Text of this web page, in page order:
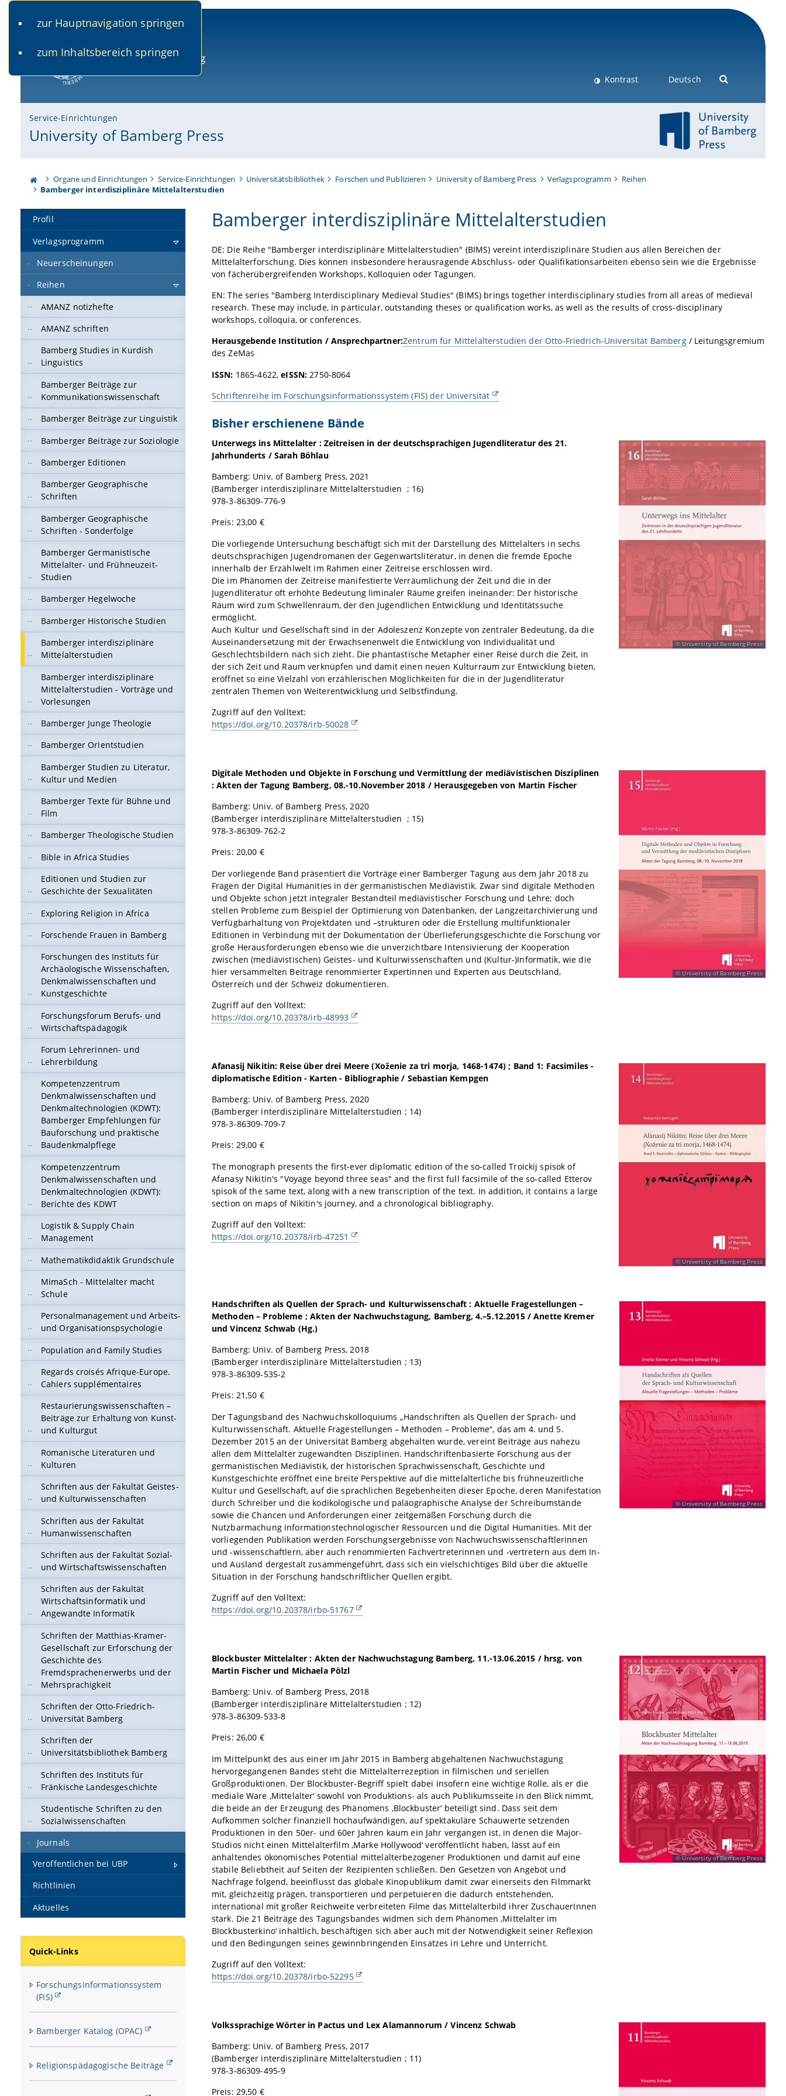
zur Hauptnavigation springen
zum Inhaltsbereich springen
Kontrast Deutsch
Service-Einrichtungen
University of Bamberg Press
Organe und Einrichtungen Service-Einrichtungen Universitätsbibliothek Forschen und Publizieren University of Bamberg Press Verlagsprogramm
Reihen
Bamberger interdisziplinäre Mittelalterstudien
Profil
Verlagsprogramm
Neuerscheinungen
Reihen
AMANZ notizhefte
AMANZ schriften
Bamberg Studies in Kurdish
Linguistics
Bamberger Beiträge zur
Kommunikationswissenschaft
Bamberger Beiträge zur Linguistik
Bamberger Beiträge zur Soziologie
Bamberger Editionen
Bamberger Geographische
Schriften
Bamberger Geographische
Schriften - Sonderfolge
Bamberger Germanistische
Mittelalter- und Frühneuzeit-
Studien
Bamberger Hegelwoche
Bamberger Historische Studien
Bamberger interdisziplinäre
Mittelalterstudien
Bamberger interdisziplinäre
Mittelalterstudien - Vorträge und
Vorlesungen
Bamberger Junge Theologie
Bamberger Orientstudien
Bamberger Studien zu Literatur,
Kultur und Medien
Bamberger Texte für Bühne und
Film
Bamberger Theologische Studien
Bible in Africa Studies
Editionen und Studien zur
Geschichte der Sexualitäten
Exploring Religion in Africa
Forschende Frauen in Bamberg
Forschungen des Instituts für
Archäologische Wissenschaften,
Denkmalwissenschaften und
Kunstgeschichte
Forschungsforum Berufs- und
Wirtschaftspädagogik
Forum Lehrerinnen- und
Lehrerbildung
Kompetenzzentrum
Denkmalwissenschaften und
Denkmaltechnologien (KDWT):
Bamberger Empfehlungen für
Bauforschung und praktische
Baudenkmalpflege
Kompetenzzentrum
Denkmalwissenschaften und
Denkmaltechnologien (KDWT):
Berichte des KDWT
Logistik & Supply Chain
Management
Mathematikdidaktik Grundschule
MimaSch - Mittelalter macht
Schule
Personalmanagement und Arbeits-
und Organisationspsychologie
Population and Family Studies
Regards croisés Afrique-Europe.
Cahiers supplémentaires
Restaurierungswissenschaften –
Beiträge zur Erhaltung von Kunst-
und Kulturgut
Romanische Literaturen und
Kulturen
Schriften aus der Fakultät Geistes-
und Kulturwissenschaften
Schriften aus der Fakultät
Humanwissenschaften
Schriften aus der Fakultät Sozial-
und Wirtschaftswissenschaften
Schriften aus der Fakultät
Wirtschaftsinformatik und
Angewandte Informatik
Schriften der Matthias-Kramer-
Gesellschaft zur Erforschung der
Geschichte des
Fremdsprachenerwerbs und der
Mehrsprachigkeit
Schriften der Otto-Friedrich-
Universität Bamberg
Schriften der
Universitätsbibliothek Bamberg
Schriften des Instituts für
Fränkische Landesgeschichte
Studentische Schriften zu den
Sozialwissenschaften
Journals
Veröffentlichen bei UBP
Richtlinien
Aktuelles
Quick-Links
Forschungsinformationssystem
(FIS)
Bamberger Katalog (OPAC)
Religionspädagogische Beiträge
Bamberger interdisziplinäre Mittelalterstudien
DE: Die Reihe "Bamberger interdisziplinäre Mittelalterstudien" (BIMS) vereint interdisziplinäre Studien aus allen Bereichen der
Mittelalterforschung. Dies können insbesondere herausragende Abschluss- oder Qualifikationsarbeiten ebenso sein wie die Ergebnisse
von fächerübergreifenden Workshops, Kolloquien oder Tagungen.
EN: The series "Bamberg Interdisciplinary Medieval Studies" (BIMS) brings together interdisciplinary studies from all areas of medieval
research.These may include, in particular, outstanding theses or qualification works, as well as the results of cross-disciplinary
workshops, colloquia, or conferences.
Herausgebende Institution / Ansprechpartner:Zentrum für Mittelalterstudien der Otto-Friedrich-Universität Bamberg/ Leitungsgremium
des ZeMas
ISSN: 1865-4622,eISSN: 2750-8064
Schriftenreihe im Forschungsinformationssystem (FIS) der Universität
Bisher erschienene Bände
University of Bamberg Press
Unterwegs ins Mittelalter : Zeitreisen in der deutschsprachigen Jugendliteratur des 21.
Jahrhunderts / Sarah Böhlau
Bamberg: Univ. of Bamberg Press, 2021
(Bamberger interdisziplinäre Mittelalterstudien ; 16)
978-3-86309-776-9
Preis: 23,00 €
Die vorliegende Untersuchung beschäftigt sich mit der Darstellung des Mittelalters in sechs
deutschsprachigen Jugendromanen der Gegenwartsliteratur, in denen die fremde Epoche
innerhalb der Erzählwelt im Rahmen einer Zeitreise erschlossen wird.
Die im Phänomen der Zeitreise manifestierte Verräumlichung der Zeit und die in der
Jugendliteratur oft erhöhte Bedeutung liminaler Räume greifen ineinander: Der historische
Raum wird zum Schwellenraum, der den Jugendlichen Entwicklung und Identitätssuche
ermöglicht.
Auch Kultur und Gesellschaft sind in der Adoleszenz Konzepte von zentraler Bedeutung, da die
Auseinandersetzung mit der Erwachsenenwelt die Entwicklung von Individualität und
Geschlechtsbildern nach sich zieht. Die phantastische Metapher einer Reise durch die Zeit, in
der sich Zeit und Raum verknüpfen und damit einen neuen Kulturraum zur Entwicklung bieten,
eröffnet so eine Vielzahl von erzählerischen Möglichkeiten für die in der Jugendliteratur
zentralen Themen von Weiterentwicklung und Selbstfindung.
Zugriff auf den Volltext:
https://doi.org/10.20378/irb-50028
University of Bamberg Press
Digitale Methoden und Objekte in Forschung und Vermittlung der mediävistischen Disziplinen
: Akten der Tagung Bamberg, 08.-10.November 2018 / Herausgegeben von Martin Fischer
Bamberg: Univ. of Bamberg Press, 2020
(Bamberger interdisziplinäre Mittelalterstudien ; 15)
978-3-86309-762-2
Preis: 20,00 €
Der vorliegende Band präsentiert die Vorträge einer Bamberger Tagung aus dem Jahr 2018 zu
Fragen der Digital Humanities in der germanistischen Mediävistik. Zwar sind digitale Methoden
und Objekte schon jetzt integraler Bestandteil mediävistischer Forschung und Lehre; doch
stellen Probleme zum Beispiel der Optimierung von Datenbanken, der Langzeitarchivierung und
Verfügbarhaltung von Projektdaten und –strukturen oder die Erstellung multifunktionaler
Editionen in Verbindung mit der Dokumentation der Überlieferungsgeschichte die Forschung vor
große Herausforderungen ebenso wie die unverzichtbare Intensivierung der Kooperation
zwischen (mediävistischen) Geistes- und Kulturwissenschaften und (Kultur-)Informatik, wie die
hier versammelten Beiträge renommierter Expertinnen und Experten aus Deutschland,
Österreich und der Schweiz dokumentieren.
Zugriff auf den Volltext:
https://doi.org/10.20378/irb-48993
University of Bamberg Press
Afanasij Nikitin: Reise über drei Meere (Xoženie za tri morja, 1468-1474) ; Band 1: Facsimiles -
diplomatische Edition - Karten - Bibliographie / Sebastian Kempgen
Bamberg: Univ. of Bamberg Press, 2020
(Bamberger interdisziplinäre Mittelalterstudien ; 14)
978-3-86309-709-7
Preis: 29,00 €
The monograph presents the first-ever diplomatic edition of the so-called Troickij spisok of
Afanasy Nikitin's "Voyage beyond three seas" and the first full facsimile of the so-called Etterov
spisok of the same text, along with a new transcription of the text. In addition, it contains a large
section on maps of Nikitin's journey, and a chronological bibliography.
Zugriff auf den Volltext:
https://doi.org/10.20378/irb-47251
University of Bamberg Press
Handschriften als Quellen der Sprach- und Kulturwissenschaft : Aktuelle Fragestellungen –
Methoden – Probleme ; Akten der Nachwuchstagung, Bamberg, 4.–5.12.2015 / Anette Kremer
und Vincenz Schwab (Hg.)
Bamberg: Univ. of Bamberg Press, 2018
(Bamberger interdisziplinäre Mittelalterstudien ; 13)
978-3-86309-535-2
Preis: 21,50 €
Der Tagungsband des Nachwuchskolloquiums „Handschriften als Quellen der Sprach- und
Kulturwissenschaft. Aktuelle Fragestellungen – Methoden – Probleme“, das am 4. und 5.
Dezember 2015 an der Universität Bamberg abgehalten wurde, vereint Beiträge aus nahezu
allen dem Mittelalter zugewandten Disziplinen. Handschriftenbasierte Forschung aus der
germanistischen Mediävistik, der historischen Sprachwissenschaft, Geschichte und
Kunstgeschichte eröffnet eine breite Perspektive auf die mittelalterliche bis frühneuzeitliche
Kultur und Gesellschaft, auf die sprachlichen Begebenheiten dieser Epoche, deren Manifestation
durch Schreiber und die kodikologische und paläographische Analyse der Schreibumstände
sowie die Chancen und Anforderungen einer zeitgemäßen Forschung durch die
Nutzbarmachung informationstechnologischer Ressourcen und die Digital Humanities. Mit der
vorliegenden Publikation werden Forschungsergebnisse von Nachwuchswissenschaftlerinnen
und -wissenschaftlern, aber auch renommierten Fachvertreterinnen und -vertretern aus dem In-
und Ausland dergestalt zusammengeführt, dass sich ein vielschichtiges Bild über die aktuelle
Situation in der Forschung handschriftlicher Quellen ergibt.
Zugriff auf den Volltext:
https://doi.org/10.20378/irbo-51767
University of Bamberg Press
Blockbuster Mittelalter : Akten der Nachwuchstagung Bamberg, 11.-13.06.2015 / hrsg. von
Martin Fischer und Michaela Pölzl
Bamberg: Univ. of Bamberg Press, 2018
(Bamberger interdisziplinäre Mittelalterstudien ; 12)
978-3-86309-533-8
Preis: 26,00 €
Im Mittelpunkt des aus einer im Jahr 2015 in Bamberg abgehaltenen Nachwuchstagung
hervorgegangenen Bandes steht die Mittelalterrezeption in filmischen und seriellen
Großproduktionen. Der Blockbuster-Begriff spielt dabei insofern eine wichtige Rolle, als er die
mediale Ware ‚Mittelalter‘ sowohl von Produktions- als auch Publikumsseite in den Blick nimmt,
die beide an der Erzeugung des Phänomens ‚Blockbuster‘ beteiligt sind. Dass seit dem
Aufkommen solcher finanziell hochaufwändigen, auf spektakuläre Schauwerte setzenden
Produktionen in den 50er- und 60er Jahren kaum ein Jahr vergangen ist, in denen die Major-
Studios nicht einen Mittelalterfilm ‚Marke Hollywood‘ veröffentlicht haben, lässt auf ein
anhaltendes ökonomisches Potential mittelalterbezogener Produktionen und damit auf eine
stabile Beliebtheit auf Seiten der Rezipienten schließen. Den Gesetzen von Angebot und
Nachfrage folgend, beeinflusst das globale Kinopublikum damit zwar einerseits den Filmmarkt
mit, gleichzeitig prägen, transportieren und perpetuieren die dadurch entstehenden,
international mit großer Reichweite verbreiteten Filme das Mittelalterbild ihrer ZuschauerInnen
stark. Die 21 Beiträge des Tagungsbandes widmen sich dem Phänomen ‚Mittelalter im
Blockbusterkino‘ inhaltlich, beschäftigen sich aber auch mit der Notwendigkeit seiner Reflexion
und den Bedingungen seines gewinnbringenden Einsatzes in Lehre und Unterricht.
Zugriff auf den Volltext:
https://doi.org/10.20378/irbo-52295
Volkssprachige Wörter in Pactus und Lex Alamannorum / Vincenz Schwab
Bamberg: Univ. of Bamberg Press, 2017
(Bamberger interdisziplinäre Mittelalterstudien ; 11)
978-3-86309-495-9
Preis: 29,50 €